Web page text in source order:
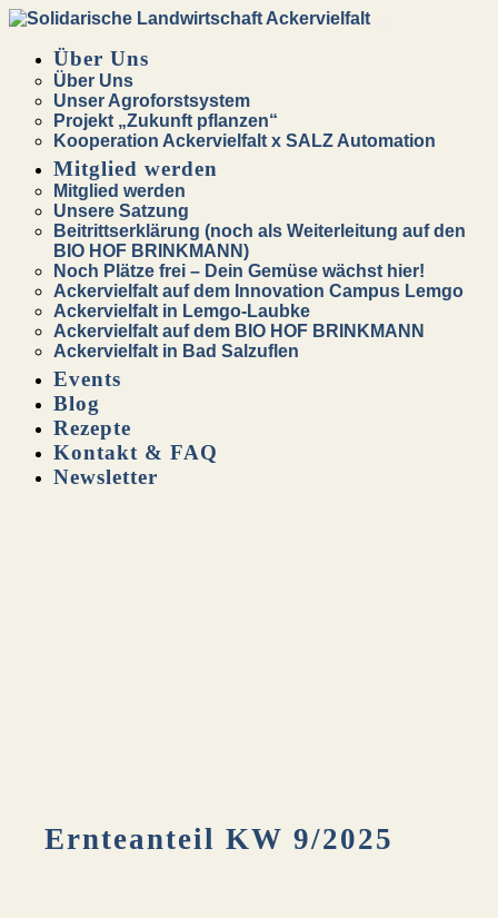
Über Uns
Über Uns
Unser Agroforstsystem
Projekt „Zukunft pflanzen“
Kooperation Ackervielfalt x SALZ Automation
Mitglied werden
Mitglied werden
Unsere Satzung
Beitrittserklärung (noch als Weiterleitung auf den
BIO HOF BRINKMANN)
Noch Plätze frei – Dein Gemüse wächst hier!
Ackervielfalt auf dem Innovation Campus Lemgo
Ackervielfalt in Lemgo-Laubke
Ackervielfalt auf dem BIO HOF BRINKMANN
Ackervielfalt in Bad Salzuflen
Events
Blog
Rezepte
Kontakt & FAQ
Newsletter
Ernteanteil KW 9/2025